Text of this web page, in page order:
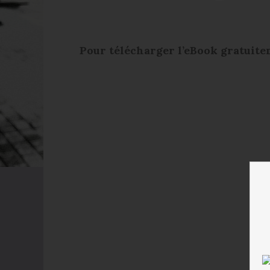
Pour télécharger l’eBook